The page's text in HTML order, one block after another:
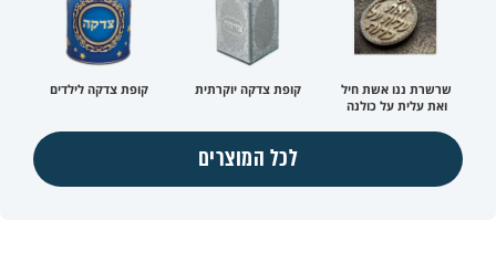
שרשרת ננו אשת חיל
ואת עלית על כולנה
קופת צדקה יוקרתית קופת צדקה לילדים
לכל המוצרים